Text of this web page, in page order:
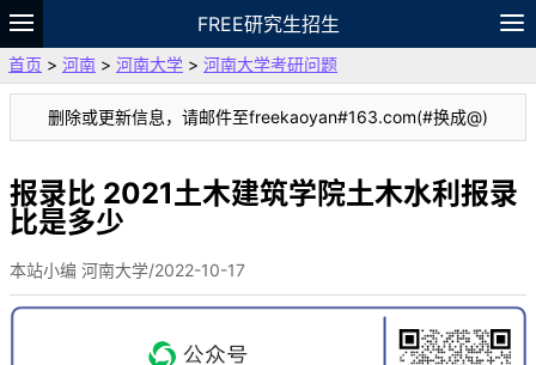
FREE研究生招生
题库
故事 专题 APP 笔记
VIP
资料
首页 > 河南 > 河南大学 > 河南大学考研问题
删除或更新信息，请邮件至freekaoyan#163.com(#换成@)
报录比 2021土木建筑学院土木水利报录
比是多少
本站小编 河南大学/2022-10-17